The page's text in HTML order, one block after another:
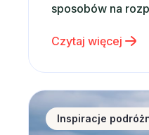
sposobów na
krajobrazy,
aktywnego
Zakopane od lat
najchętniej
Polsce. Co
Czytaj więcej
Nie masz pomysłu
Inspiracje